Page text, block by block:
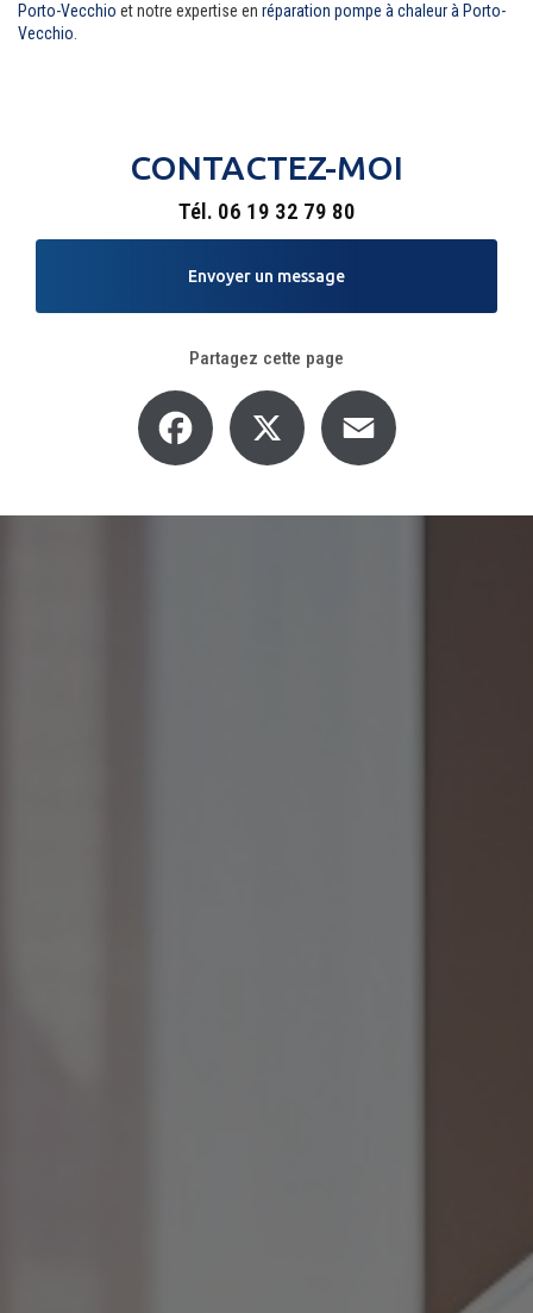
Porto-Vecchio et notre expertise en réparation pompe à chaleur à Porto-
Vecchio.
CONTACTEZ-MOI
Tél. 06 19 32 79 80
Envoyer un message
Partagez cette page
Facebook